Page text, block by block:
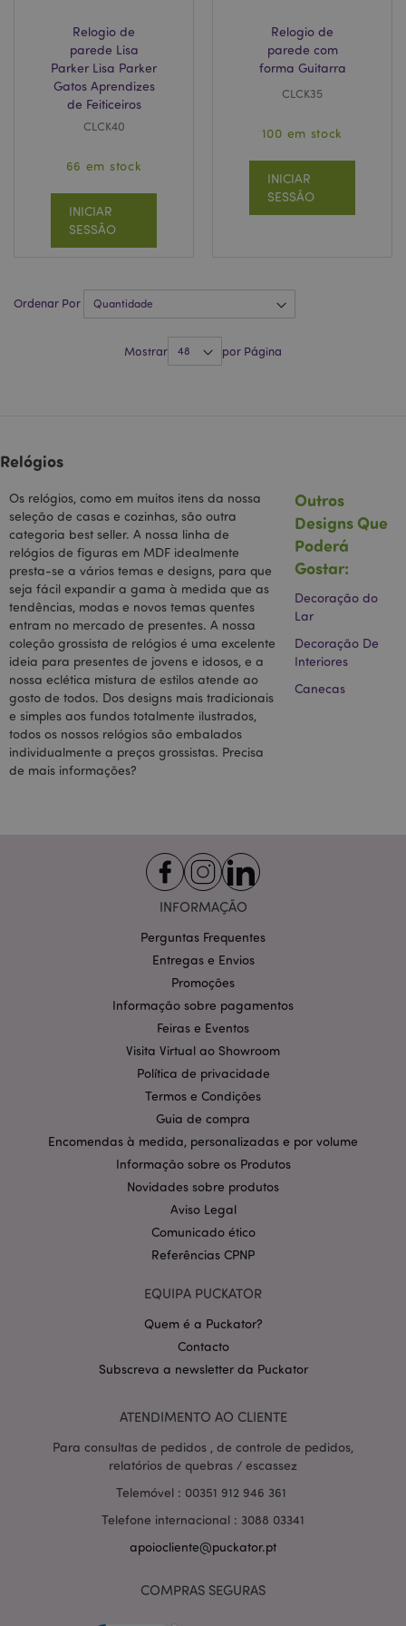
Relogio de
parede Lisa
Parker Lisa Parker
Gatos Aprendizes
de Feiticeiros
CLCK40
66 em stock
INICIAR
SESSÃO
Relogio de
parede com
forma Guitarra
CLCK35
100 em stock
INICIAR
SESSÃO
Ordenar Por
Mostrar por Página
Relógios
Os relógios, como em muitos itens da nossa
seleção de casas e cozinhas, são outra
categoria best seller. A nossa linha de
relógios de figuras em MDF idealmente
presta-se a vários temas e designs, para que
seja fácil expandir a gama à medida que as
tendências, modas e novos temas quentes
entram no mercado de presentes. A nossa
coleção grossista de relógios é uma excelente
ideia para presentes de jovens e idosos, e a
nossa eclética mistura de estilos atende ao
gosto de todos. Dos designs mais tradicionais
e simples aos fundos totalmente ilustrados,
todos os nossos relógios são embalados
individualmente a preços grossistas. Precisa
de mais informações?
Outros
Designs Que
Poderá
Gostar:
Decoração do
Lar
Decoração De
Interiores
Canecas
INFORMAÇÃO
Perguntas Frequentes
Entregas e Envios
Promoções
Informação sobre pagamentos
Feiras e Eventos
Visita Virtual ao Showroom
Política de privacidade
Termos e Condições
Guia de compra
Encomendas à medida, personalizadas e por volume
Informação sobre os Produtos
Novidades sobre produtos
Aviso Legal
Comunicado ético
Referências CPNP
EQUIPA PUCKATOR
Quem é a Puckator?
Contacto
Subscreva a newsletter da Puckator
ATENDIMENTO AO CLIENTE
Para consultas de pedidos , de controle de pedidos,
relatórios de quebras / escassez
Telemóvel : 00351 912 946 361
Telefone internacional : 3088 03341
apoiocliente@puckator.pt
COMPRAS SEGURAS
mage-cache-storage-section-
www.puckator.pt
section_data_ids
www.puckator.pt
recently_compared_product_previous
mage-cache-storage
Adobe Inc.
www.puckator.pt
product_data_storage
recently_compared_product
Google